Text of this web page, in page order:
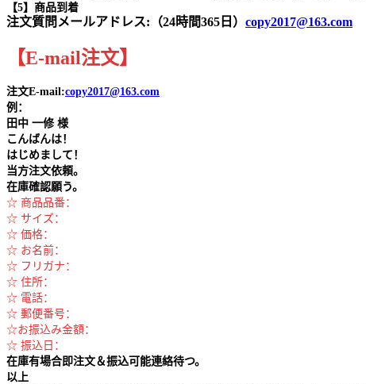
【5】商品到着
注文質問メールアドレス:（24時間365日） copy2017@163.com
【E-mail注文】
注文E-mail:copy2017@163.com
例：
田中 一修 様
こんばんは！
はじめまして！
当方注文依頼。
在庫確認願う。
☆ 商品品番：
☆ サイズ：
☆ 価格：
☆ お名前：
☆ フリガナ：
☆ 住所：
☆ 電話：
☆ 郵便番号：
☆お振込み金額：
☆ 振込日：
在庫有場合即注文＆振込可能連絡待つ。
以上